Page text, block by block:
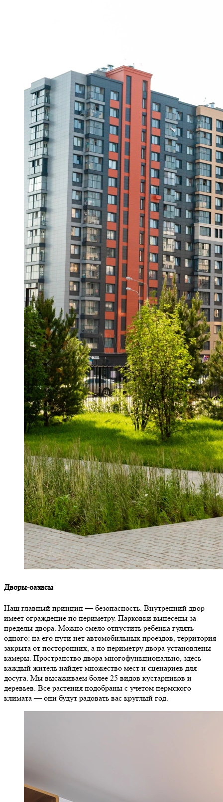
Дворы-оазисы
Наш главный принцип — безопасность. Внутренний двор
имеет ограждение по периметру. Парковки вынесены за
пределы двора. Можно смело отпустить ребенка гулять
одного: на его пути нет автомобильных проездов, территория
закрыта от посторонних, а по периметру двора установлены
камеры. ​​​​​​​ Пространство двора многофункционально, здесь
каждый житель найдет множество мест и сценариев для
досуга. Мы высаживаем более 25 видов кустарников и
деревьев. Все растения подобраны с учетом пермского
климата — они будут радовать вас круглый год.